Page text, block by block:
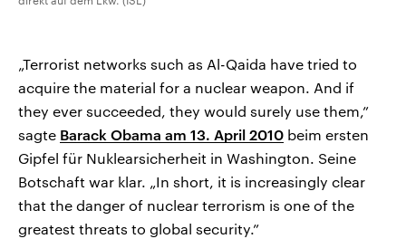
„Terrorist networks such as Al-Qaida have tried to
acquire the material for a nuclear weapon. And if
they ever succeeded, they would surely use them,”
sagte Barack Obama am 13. April 2010 beim ersten
Gipfel für Nuklearsicherheit in Washington. Seine
Botschaft war klar. „In short, it is increasingly clear
that the danger of nuclear terrorism is one of the
greatest threats to global security.”